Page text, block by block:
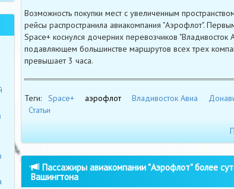
Возможность покупки мест с увеличенным
рейсы распространила авиакомпания "Аэрофлот".
Space+ коснулся дочерних перевозчиков "Владивосток
подавляющем большинстве маршрутов всех трех
превышает 3 часа.
Теги: Space+ аэрофлот Владивосток Авиа
Статьи
Пассажиры авиакомпании "Аэрофлот" более
Вашингтона